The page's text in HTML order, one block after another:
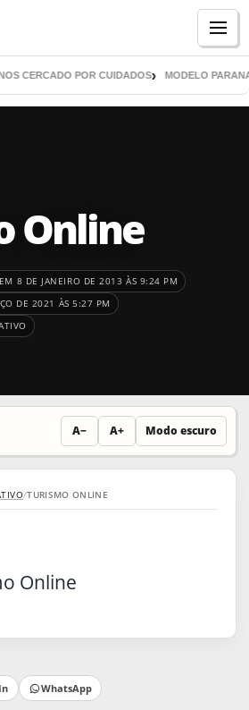
CERCADO POR CUIDADOS MODELO
Online
8 DE JANEIRO DE 2013 ÀS 9:24 PM
DE 2021 ÀS 5:27 PM
A− A+ Modo escuro
/TURISMO ONLINE
Online
WhatsApp